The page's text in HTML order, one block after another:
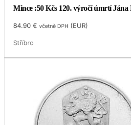
Mince :50 Kčs 120. výročí úmrtí Jána
84.90€ včetně DPH (EUR)
Stříbro